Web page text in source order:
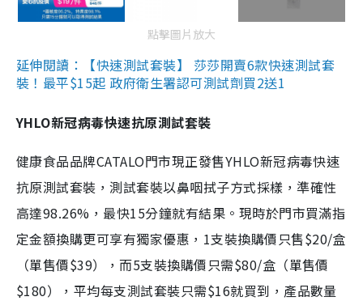
點擊圖片放大
延伸閱讀：【快速測試套裝】 莎莎開賣6款快速測試套
裝！最平$15起 政府衛生署認可測試劑買2送1
YHLO新冠病毒快速抗原測試套裝
健康食品品牌CATALO門市現正發售YHLO新冠病毒快速
抗原測試套裝，測試套裝以鼻咽拭子方式採樣，準確性
高達98.26%，最快15分鐘就有結果。現時於門市買滿指
定金額換購更可享有獨家優惠，1支裝換購價只售$20/盒
（單售價$39），而5支裝換購價只需$80/盒（單售價
$180），平均每支測試套裝只需$16就買到，產品數量